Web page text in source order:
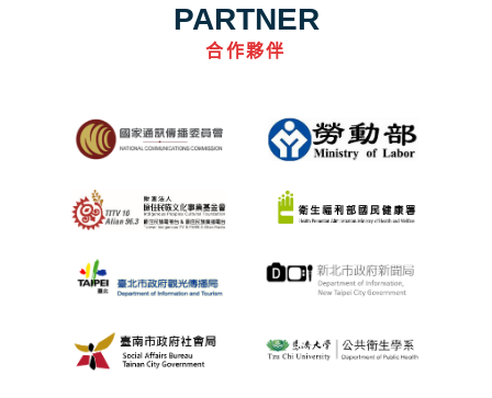
PARTNER
合作夥伴